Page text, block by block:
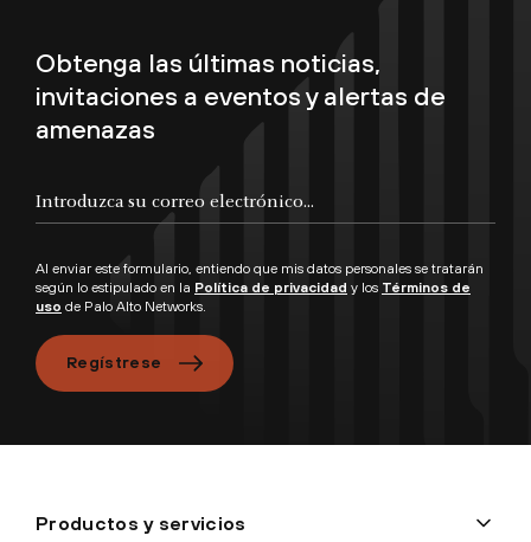
Obtenga las últimas noticias,
invitaciones a eventos y alertas de
amenazas
Al enviar este formulario, entiendo que mis datos personales se tratarán
según lo estipulado en la Política de privacidad y los Términos de
uso de Palo Alto Networks.
Regístrese
Productos y servicios